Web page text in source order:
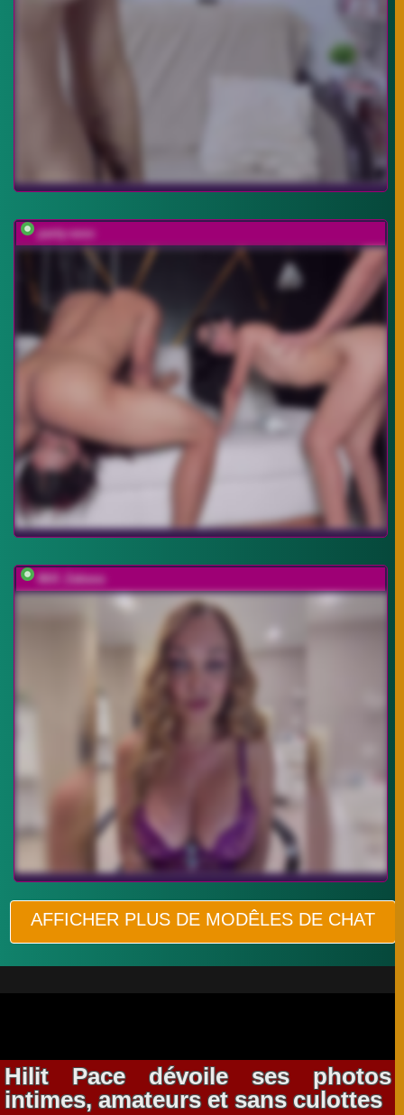
party-sexx
Milf_Zabava
AFFICHER PLUS DE MODÊLES DE CHAT
Hilit Pace dévoile ses photos
intimes, amateurs et sans culottes